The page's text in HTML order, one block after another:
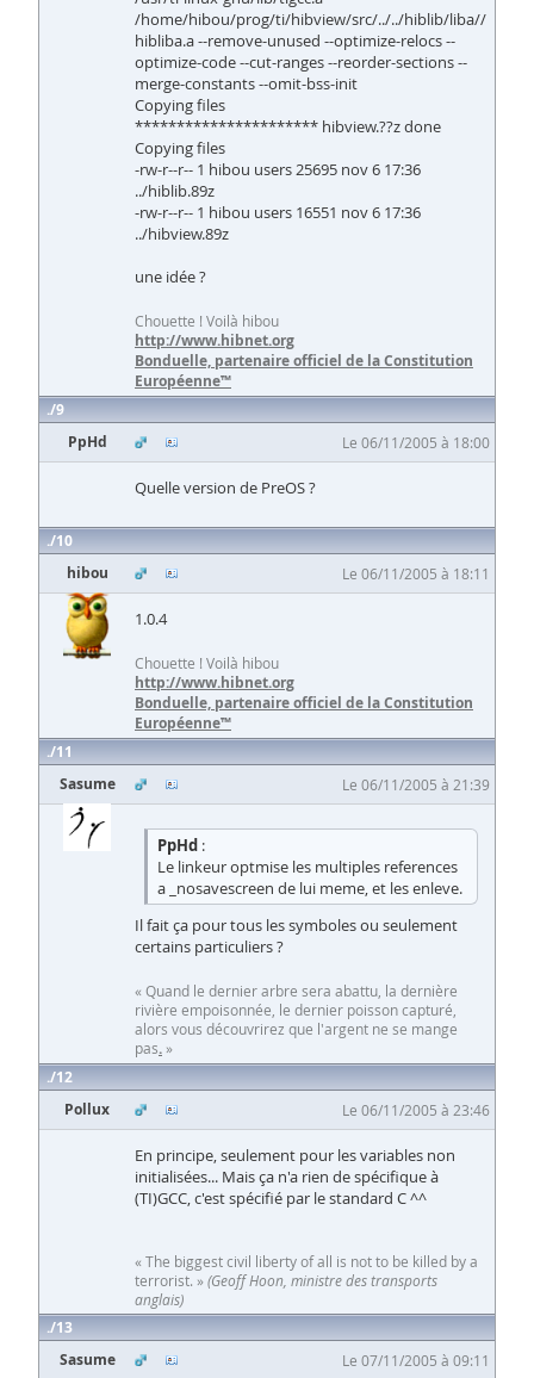
/home/hibou/prog/ti/hibview/src/../../hiblib/liba//
hibliba.a --remove-unused --optimize-relocs --
optimize-code --cut-ranges --reorder-sections --
merge-constants --omit-bss-init
Copying files
********************** hibview.??z done
Copying files
-rw-r--r-- 1 hibou users 25695 nov 6 17:36
../hiblib.89z
-rw-r--r-- 1 hibou users 16551 nov 6 17:36
../hibview.89z
une idée ?
Chouette ! Voilà hibou
http://www.hibnet.org
Bonduelle, partenaire officiel de la Constitution
Européenne™
9
PpHd
Le 06/11/2005 à 18:00
Quelle version de PreOS ?
10
hibou
Le 06/11/2005 à 18:11
1.0.4
Chouette ! Voilà hibou
http://www.hibnet.org
Bonduelle, partenaire officiel de la Constitution
Européenne™
11
Sasume
Le 06/11/2005 à 21:39
PpHd :
Le linkeur optmise les multiples references
a _nosavescreen de lui meme, et les enleve.
Il fait ça pour tous les symboles ou seulement
certains particuliers ?
« Quand le dernier arbre sera abattu, la dernière
rivière empoisonnée, le dernier poisson capturé,
alors vous découvrirez que l'argent ne se mange
pas.»
12
Pollux
Le 06/11/2005 à 23:46
En principe, seulement pour les variables non
initialisées... Mais ça n'a rien de spécifique à
(TI)GCC, c'est spécifié par le standard C ^^
« The biggest civil liberty of all is not to be killed by a
terrorist. »(Geoff Hoon, ministre des transports
anglais)
13
Sasume
Le 07/11/2005 à 09:11